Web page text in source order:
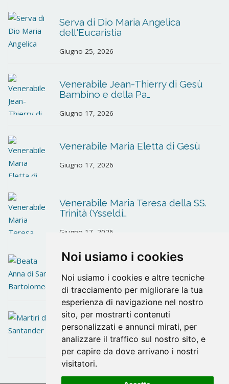
Noi usiamo i cookies
Noi usiamo i cookies e altre tecniche
di tracciamento per migliorare la tua
esperienza di navigazione nel nostro
sito, per mostrarti contenuti
personalizzati e annunci mirati, per
analizzare il traffico sul nostro sito, e
per capire da dove arrivano i nostri
visitatori.
Serva di Dio Maria Angelica
dell'Eucaristia
Giugno 25, 2026
Venerabile Jean-Thierry di Gesù
Bambino e della Pa…
Giugno 17, 2026
Venerabile Maria Eletta di Gesù
Giugno 17, 2026
Venerabile Maria Teresa della SS.
Trinità (Ysseldi…
Giugno 17, 2026
Beata Anna di San Bartolomeo
Giugno 10, 2026
Martiri di Santander
Maggio 26, 2026